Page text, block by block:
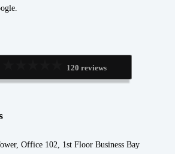
120 reviews
Office 102, 1st Floor Business Bay